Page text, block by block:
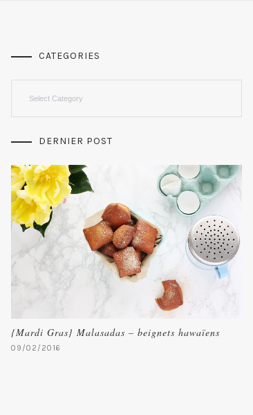
CATEGORIES
DERNIER POST
{Mardi Gras} Malasadas – beignets hawaïens
09/02/2016